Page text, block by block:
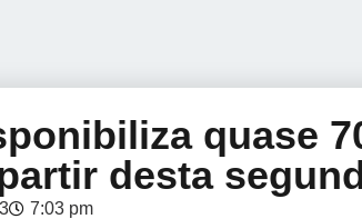
quase
desta
7:03 pm